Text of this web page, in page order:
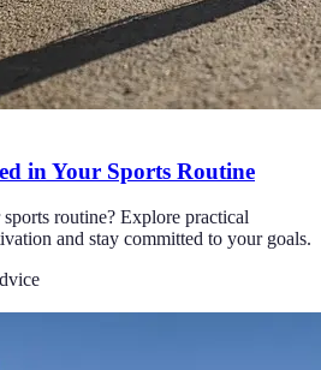
in Your Sports Routine
routine? Explore practical
and stay committed to your goals.